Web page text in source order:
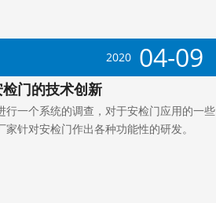
04-09
2020
门的技术创新
行一个系统的调查，对于安检门应用的一些
针对安检门作出各种功能性的研发。